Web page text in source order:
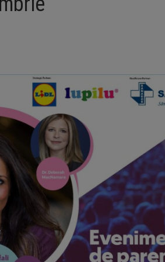
500 de milioane de euro? Pîslaru
adoptată de Senat cu